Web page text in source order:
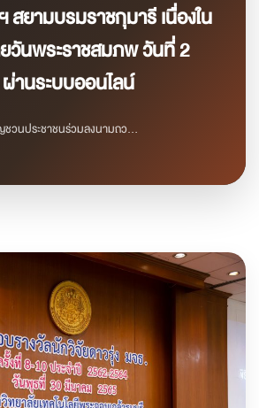
สยามบรมราชกุมารี เนื่องใน
วันพระราชสมภพ วันที่ 2
านระบบออนไลน์
ชวนประชาชนร่วมลงนามถว...